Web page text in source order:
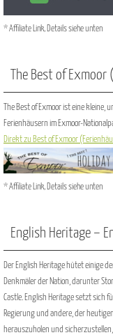
* Affiliate Link, Details siehe unten
The Best of Exmoor
The Best of Exmoor ist eine
Ferienhäusern im Exmoor-
Direkt zu Best of Exmoor
* Affiliate Link, Details siehe unten
English Heritage –
Der English Heritage hütet einige
Denkmäler der Nation, darunter
Castle. English Heritage setzt sich
Regierung und andere, der
herauszuholen und